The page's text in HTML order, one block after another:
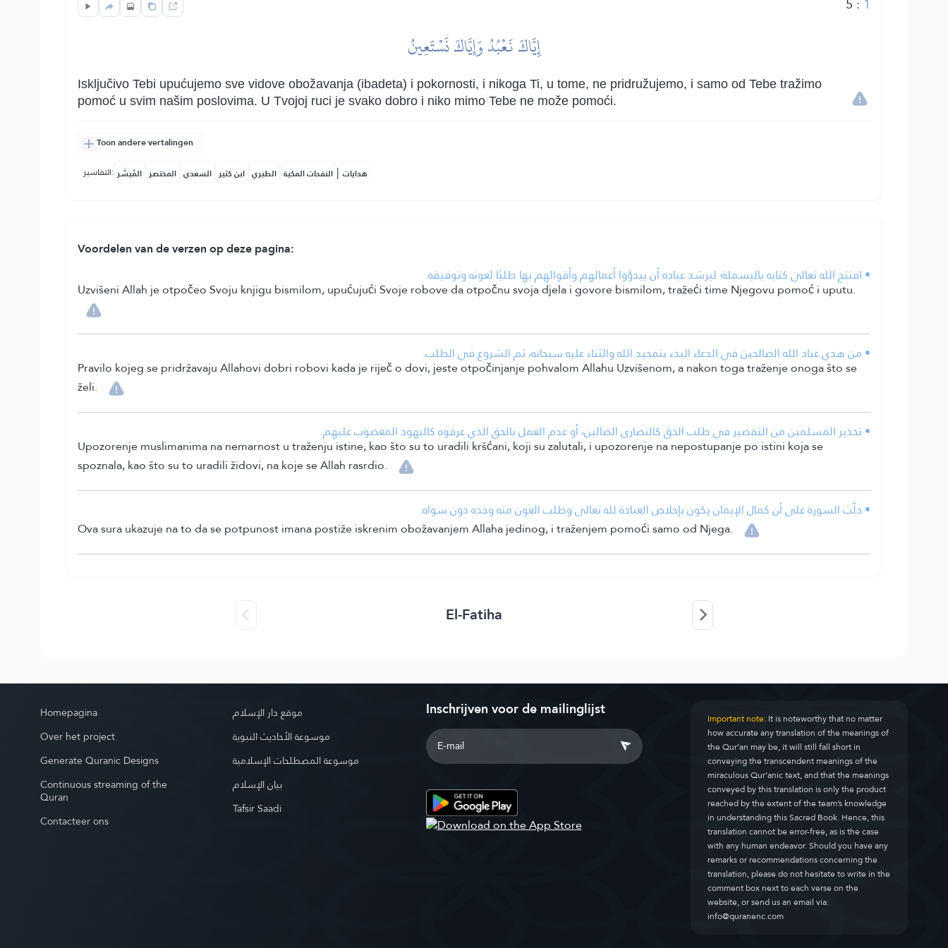
إِيَّاكَ نَعۡبُدُ وَإِيَّاكَ نَسۡتَعِينُ
Isključivo Tebi upućujemo sve vidove obožavanja (ibadeta) i pokornosti, i nikoga Ti, u tome, ne pridružujemo, i samo od Tebe tražimo
pomoć u svim našim poslovima. U Tvojoj ruci je svako dobro i niko mimo Tebe ne može pomoći.
Toon andere vertalingen
التفاسير: المُيسَّر المختصر السعدي ابن كثير الطبري النفحات المكية | هدايات
Voordelen van de verzen op deze pagina:
• افتتح الله تعالى كتابه بالبسملة؛ ليرشد عباده أن يبدؤوا أعمالهم وأقوالهم بها طلبًا لعونه وتوفيقه.
Uzvišeni Allah je otpočeo Svoju knjigu bismilom, upućujući Svoje robove da otpočnu svoja djela i govore bismilom, tražeći time Njegovu pomoć i uputu.
• من هدي عباد الله الصالحين في الدعاء البدء بتمجيد الله والثناء عليه سبحانه، ثم الشروع في الطلب.
Pravilo kojeg se pridržavaju Allahovi dobri robovi kada je riječ o dovi, jeste otpočinjanje pohvalom Allahu Uzvišenom, a nakon toga traženje onoga što se
želi.
• تحذير المسلمين من التقصير في طلب الحق كالنصارى الضالين، أو عدم العمل بالحق الذي عرفوه كاليهود المغضوب عليهم.
Upozorenje muslimanima na nemarnost u traženju istine, kao što su to uradili kršćani, koji su zalutali, i upozorenje na nepostupanje po istini koja se
spoznala, kao što su to uradili židovi, na koje se Allah rasrdio.
• دلَّت السورة على أن كمال الإيمان يكون بإخلاص العبادة لله تعالى وطلب العون منه وحده دون سواه.
Ova sura ukazuje na to da se potpunost imana postiže iskrenim obožavanjem Allaha jedinog, i traženjem pomoći samo od Njega.
El-Fatiha
Homepagina
Over het project
Generate Quranic Designs
Continuous streaming of the
Quran
Contacteer ons
موقع دار الإسلام
موسوعة الأحاديث النبوية
موسوعة المصطلحات الإسلامية
بيان الإسلام
Tafsir Saadi
Inschrijven voor de mailinglijst Important note:It is noteworthy that no matter
how accurate any translation of the meanings of
the Qur’an may be, it will still fall short in
conveying the transcendent meanings of the
miraculous Qur’anic text, and that the meanings
conveyed by this translation is only the product
reached by the extent of the team’s knowledge
in understanding this Sacred Book. Hence, this
translation cannot be error-free, as is the case
with any human endeavor. Should you have any
remarks or recommendations concerning the
translation, please do not hesitate to write in the
comment box next to each verse on the
website, or send us an email via:
info@quranenc.com